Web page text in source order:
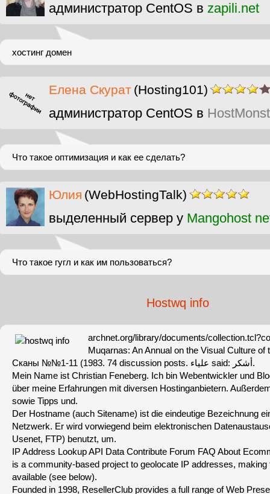
администратор CentOS в zapili.net
хостинг домен
Елена Скурат (Hosting101)
администратор CentOS в
Что такое оптимизация и как ее сделать?
Юлия (WebHostingTalk)
выделенный сервер у Mangohost
Что такое гугл и как им пользоваться?
Hostwq info
archnet.org/library/documents/
Muqarnas: An Annual on the Visual Culture of
Сканы №№1-11 (1983. 74 discussion posts. علياء said: أشكر.
Mein Name ist Christian Feneberg. Ich bin Webentwickler und
über meine Erfahrungen mit diversen Hostinganbietern.
sowie Tipps und.
Der Hostname (auch Sitename) ist die eindeutige Bezeichnung
Netzwerk. Er wird vorwiegend beim elektronischen
Usenet, FTP) benutzt, um.
IP Address Lookup API Data Contribute Forum FAQ About
is a community-based project to geolocate IP addresses, making
available (see below).
Founded in 1998, ResellerClub provides a full range of Web